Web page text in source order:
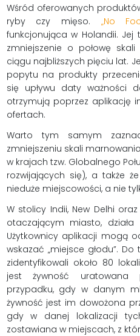
Wśród oferowanych
ryby czy mięso. „No
funkcjonująca w Holandii.
zmniejszenie o połowę
ciągu najbliższych pięciu lat.
popytu na produkty
się upływu daty ważności
otrzymują poprzez aplikację
ofertach.
Warto tym samym
zmniejszeniu skali
w krajach tzw. Globalnego
rozwijających się), a także
nieduże miejscowości, a nie
W stolicy Indii, New Delhi
otaczającym miasto,
Użytkownicy aplikacji mogą
wskazać „miejsce głodu”.
zidentyfikowali około 80
jest żywność uratowana
przypadku, gdy w danym
żywność jest im dowożona
gdy w danej lokalizacji
zostawiana w miejscach, z